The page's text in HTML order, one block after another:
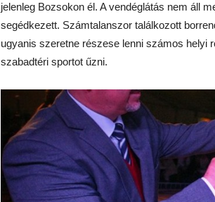
jelenleg Bozsokon él. A vendéglátás nem áll
segédkezett. Számtalanszor találkozott
ugyanis szeretne részese lenni számos helyi
szabadtéri sportot űzni.